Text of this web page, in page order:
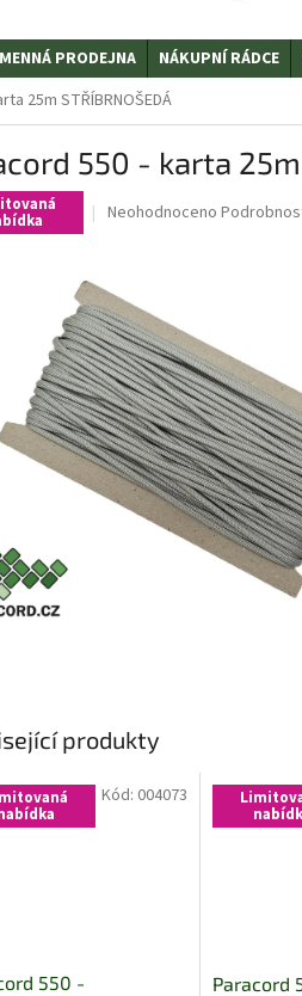
PRODEJNA NÁKUPNÍ RÁDCE
25m STŘÍBRNOŠEDÁ
550 - karta 25m
Průměrné
0,0
z
5
hvězdiček.
Neohodnoceno
produkty
550 -
Kód: 004073
Paracord